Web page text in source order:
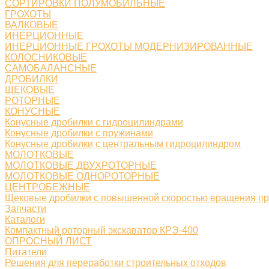
СОРТИРОВКИ ПОЛУМОБИЛЬНЫЕ
ГРОХОТЫ
ВАЛКОВЫЕ
ИНЕРЦИОННЫЕ
ИНЕРЦИОННЫЕ ГРОХОТЫ МОДЕРНИЗИРОВАННЫЕ
КОЛОСНИКОВЫЕ
САМОБАЛАНСНЫЕ
ДРОБИЛКИ
ЩЕКОВЫЕ
РОТОРНЫЕ
КОНУСНЫЕ
Конусные дробилки с гидроцилиндрами
Конусные дробилки с пружинами
Конусные дробилки с центральным гидроцилиндром
МОЛОТКОВЫЕ
МОЛОТКОВЫЕ ДВУХРОТОРНЫЕ
МОЛОТКОВЫЕ ОДНОРОТОРНЫЕ
ЦЕНТРОБЕЖНЫЕ
Щековые дробилки с повышенной скоростью вращения
Запчасти
Каталоги
Компактный роторный экскаватор КРЭ-400
ОПРОСНЫЙ ЛИСТ
Питатели
Решения для переработки строительных отходов